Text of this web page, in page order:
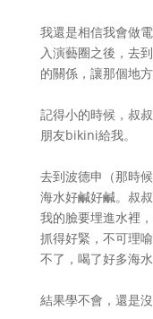
我還是相信我會做
入演藝圈之後，去
的關係，讓那個地
記得小的時候，叔
朋友bikini給我。
去到波德申（那時
海水好鹹好鹹。叔
我的臉要埋進水裡
抓得好緊，不可理
不了，喝了好多海
結果學不會，還是